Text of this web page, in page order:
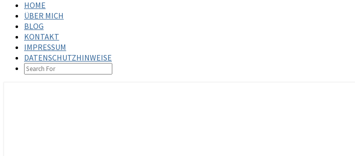
HOME
ÜBER MICH
BLOG
KONTAKT
IMPRESSUM
DATENSCHUTZHINWEISE
SEARCH